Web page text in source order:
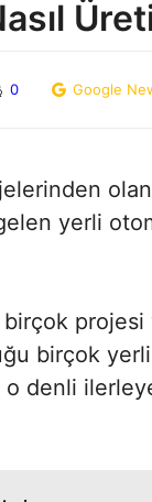
0 Google
yerli
birçok
o denli